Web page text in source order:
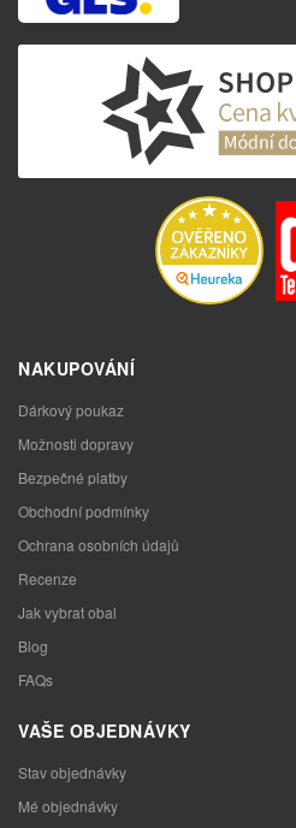
NAKUPOVÁNÍ
Dárkový poukaz
Možnosti dopravy
Bezpečné platby
Obchodní podmínky
Ochrana osobních údajů
Recenze
Jak vybrat obal
Blog
FAQs
VAŠE OBJEDNÁVKY
Stav objednávky
Mé objednávky